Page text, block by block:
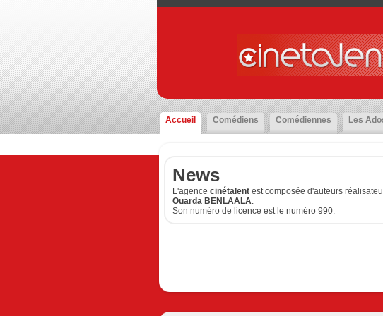
Accueil Comédiens Comédiennes Les
News
L'agence cinétalent est composée d'auteurs
Ouarda BENLAALA.
Son numéro de licence est le numéro 990.